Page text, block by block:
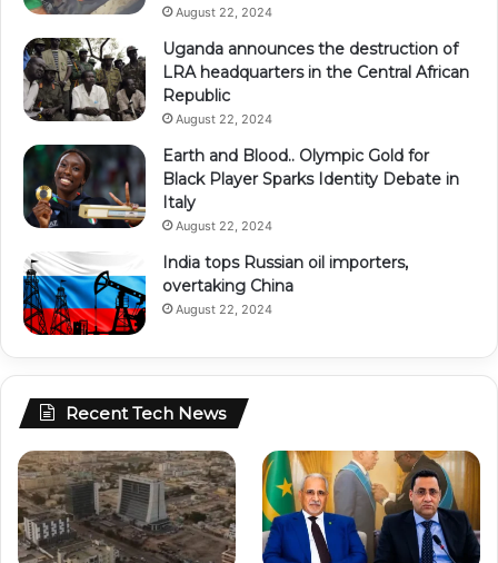
August 22, 2024
Uganda announces the destruction of
LRA headquarters in the Central African
Republic
August 22, 2024
Earth and Blood.. Olympic Gold for
Black Player Sparks Identity Debate in
Italy
August 22, 2024
India tops Russian oil importers,
overtaking China
August 22, 2024
Recent Tech News